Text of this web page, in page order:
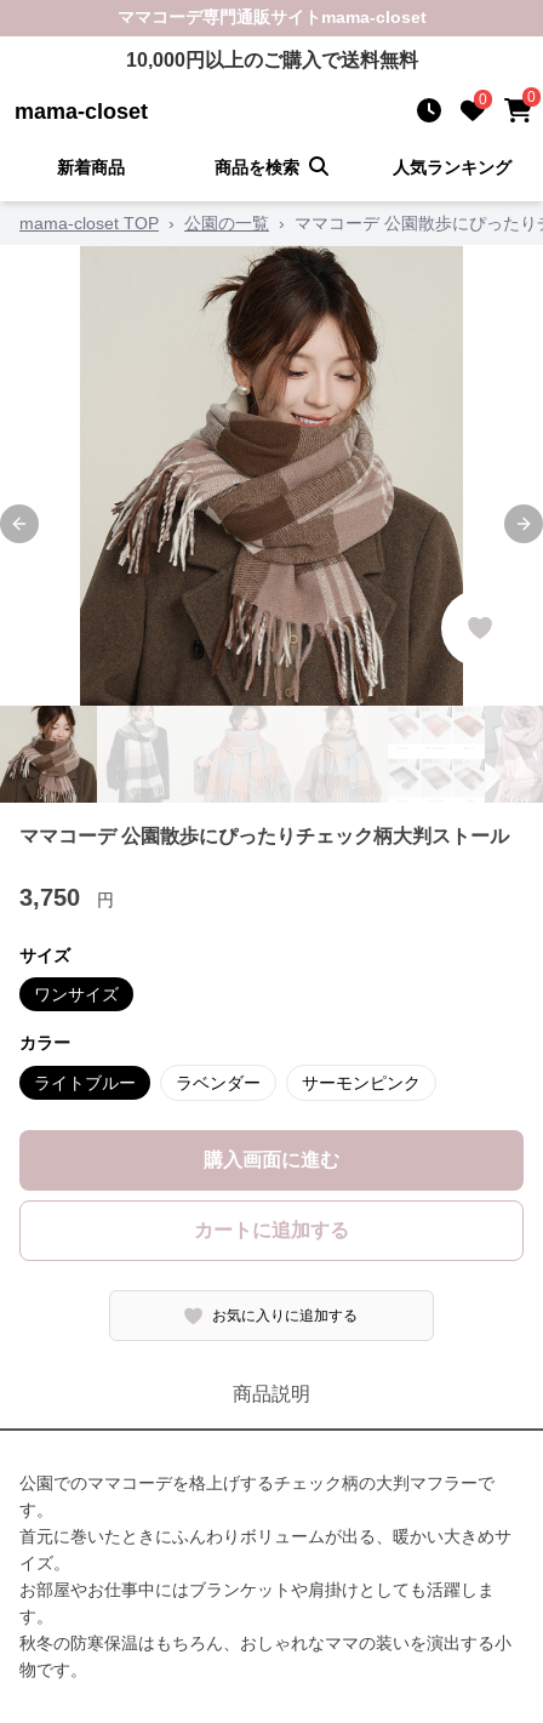
ママコーデ専門通販サイト mama-closet
10,000円以上のご購入で送料無料
mama-closet 0 0
新着商品 商品を検索 人気ランキング
mama-closet TOP › 公園の一覧 › ママコーデ 公園散歩にぴった
Previous slide
ママコーデ 公園散歩にぴったりチェック柄大判ストール
3,750 円
サイズ
ワンサイズ
カラー
ライトブルー ラベンダー サーモンピンク
購入画面に進む
カートに追加する
お気に入りに追加する
商品説明
公園でのママコーデを格上げするチェック柄の大判マフラーで
す。
首元に巻いたときにふんわりボリュームが出る、暖かい大きめサ
イズ。
お部屋やお仕事中にはブランケットや肩掛けとしても活躍しま
す。
秋冬の防寒保温はもちろん、おしゃれなママの装いを演出する小
物です。